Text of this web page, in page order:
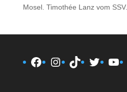
Mosel. Timothée Lanz vom SSV...
Facebook
Instagram
TikTokTwitter